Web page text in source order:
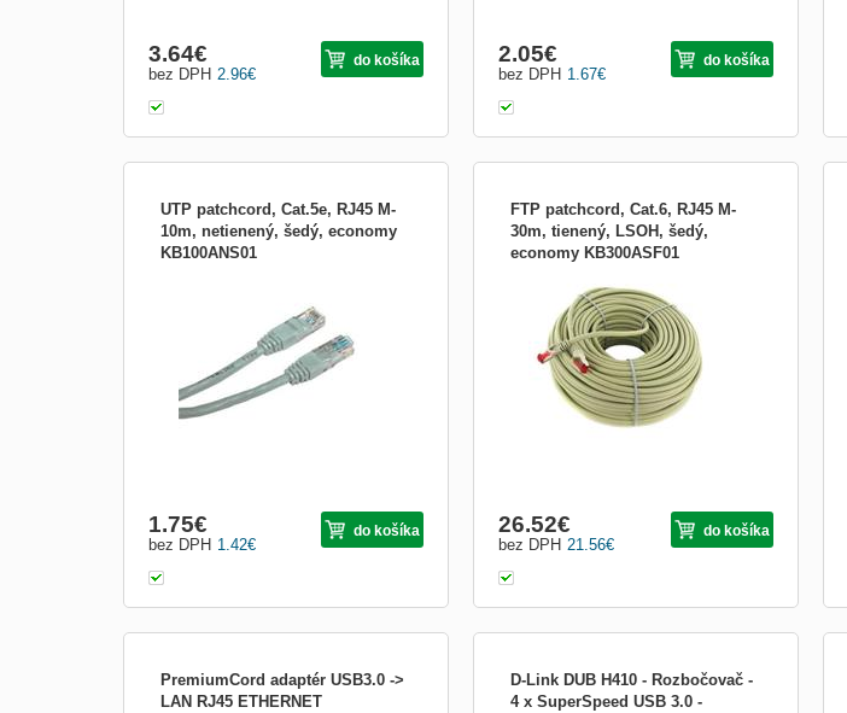
2.96€
bez DPH
3.64€ do košíka
1.67€
bez DPH
2.05€ do košíka
UTP patchcord, Cat.5e, RJ45 M-
10m, netienený, šedý, economy
KB100ANS01
&amp;#9830; kábel s konektormi
RJ45/RJ45 &amp;#9830; ľavá strana:
RJ45M (samec) &amp;#9830; pravá
strana RJ45M (samec) &amp;#9830;
dĺžka: 10 m Stručná prí...
1.42€
bez DPH
1.75€ do košíka
FTP patchcord, Cat.6, RJ45 M-
30m, tienený, LSOH, šedý,
economy KB300ASF01
pre prepojenie patchpanel - prepínač,
alebo PC - prepínač Kábel : 8žil - lanko,
tienené jednotlivé páry, celkové tienenie,
27AWG, LSOH Konektory : 2x RJ45M
Impedancia : 85 - 115? Šírka pásma :
kategória 6 - 250MH...
21.56€
bez DPH
26.52€ do košíka
PremiumCord adaptér USB3.0 ->
LAN RJ45 ETHERNET
D-Link DUB H410 - Rozbočovač -
4 x SuperSpeed USB 3.0 -